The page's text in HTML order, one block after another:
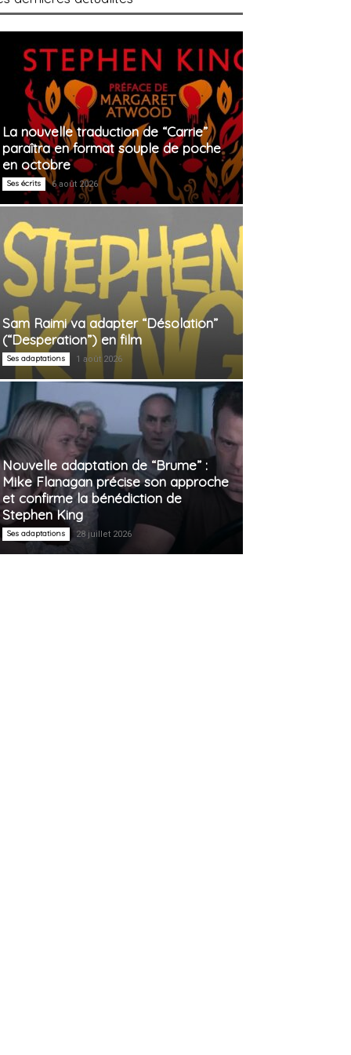
La nouvelle traduction de “Carrie”
paraîtra en format souple de poche
en octobre
Ses écrits 6 août 2026
Sam Raimi va adapter “Désolation”
(“Desperation”) en film
Ses adaptations 1 août 2026
Nouvelle adaptation de “Brume” :
Mike Flanagan précise son approche
et confirme la bénédiction de
Stephen King
Ses adaptations 28 juillet 2026